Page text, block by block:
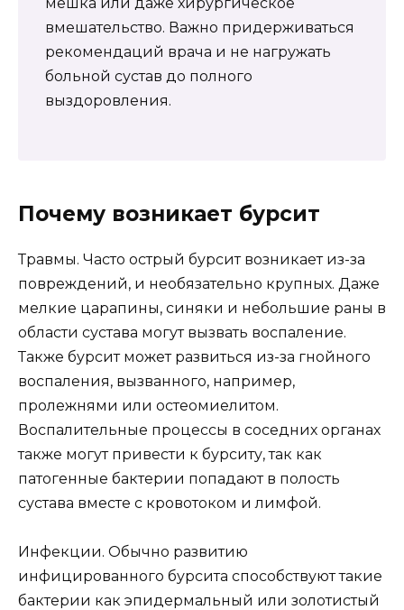
мешка или даже хирургическое
вмешательство. Важно придерживаться
рекомендаций врача и не нагружать
больной сустав до полного
выздоровления.
Почему возникает бурсит
Травмы. Часто острый бурсит возникает из-за
повреждений, и необязательно крупных. Даже
мелкие царапины, синяки и небольшие раны в
области сустава могут вызвать воспаление.
Также бурсит может развиться из-за гнойного
воспаления, вызванного, например,
пролежнями или остеомиелитом.
Воспалительные процессы в соседних органах
также могут привести к бурситу, так как
патогенные бактерии попадают в полость
сустава вместе с кровотоком и лимфой.
Инфекции. Обычно развитию
инфицированного бурсита способствуют такие
бактерии как эпидермальный или золотистый